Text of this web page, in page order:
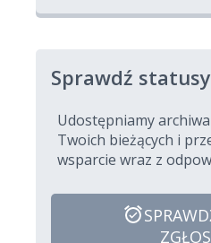
Sprawdź statusy
Udostępniamy
Twoich bieżących i
wsparcie wraz z